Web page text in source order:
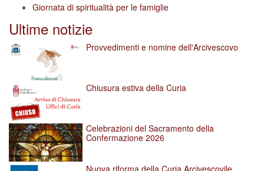
Giornata di spiritualità per le famiglie
Ultime notizie
Provvedimenti e nomine dell'Arcivescovo
Chiusura estiva della Curia
Celebrazioni del Sacramento della
Confermazione 2026